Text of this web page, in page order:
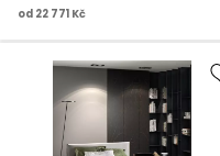
od 22 771 Kč